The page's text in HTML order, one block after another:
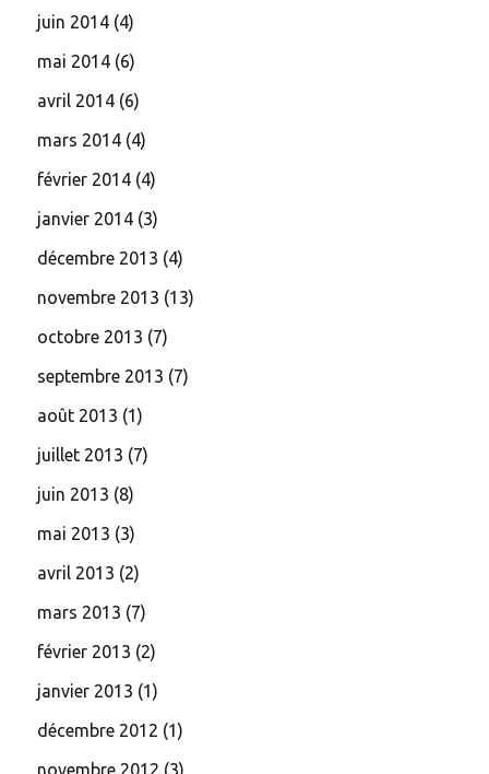
juin 2014 (4)
mai 2014 (6)
avril 2014 (6)
mars 2014 (4)
février 2014 (4)
janvier 2014 (3)
décembre 2013 (4)
novembre 2013 (13)
octobre 2013 (7)
septembre 2013 (7)
août 2013 (1)
juillet 2013 (7)
juin 2013 (8)
mai 2013 (3)
avril 2013 (2)
mars 2013 (7)
février 2013 (2)
janvier 2013 (1)
décembre 2012 (1)
novembre 2012 (3)